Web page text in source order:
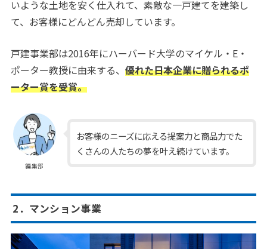
いような土地を安く仕入れて、素敵な一戸建てを建築し
て、お客様にどんどん売却しています。
戸建事業部は2016年にハーバード大学のマイケル・E・
ポーター教授に由来する、 優れた日本企業に贈られるポ
ーター賞を受賞。
編集部
お客様のニーズに応える提案力と商品力でた
くさんの人たちの夢を叶え続けています。
2．マンション事業